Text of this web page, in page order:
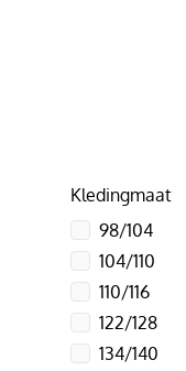
Kledingmaat
98/104
104/110
110/116
122/128
134/140